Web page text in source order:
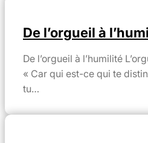
De l’orgueil à
De l’orgueil à l’humilité
« Car qui est-ce qui te
tu…